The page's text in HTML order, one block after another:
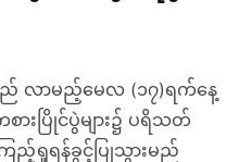
ည် လာမည့်မေလ (၁၇)ရက်နေ့
ားပြိုင်ပွဲများ၌ ပရိသတ်
ည့်ရှုရန်ခွင့်ပြုသွားမည်